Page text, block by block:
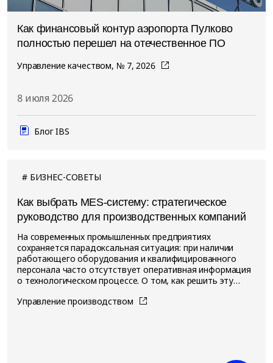
Как финансовый контур аэропорта Пулково
полностью перешел на отечественное ПО
Управление качеством, № 7, 2026
8 июля 2026
Блог IBS
БИЗНЕС-СОВЕТЫ
Как выбрать MES-систему: стратегическое
руководство для производственных компаний
На современных промышленных предприятиях
сохраняется парадоксальная ситуация: при наличии
работающего оборудования и квалифицированного
персонала часто отсутствует оперативная информация
о технологическом процессе. О том, как решить эту
Управление производством